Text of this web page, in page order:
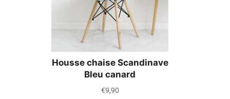
Housse chaise Scandinave
Bleu canard
Prix
€9,90